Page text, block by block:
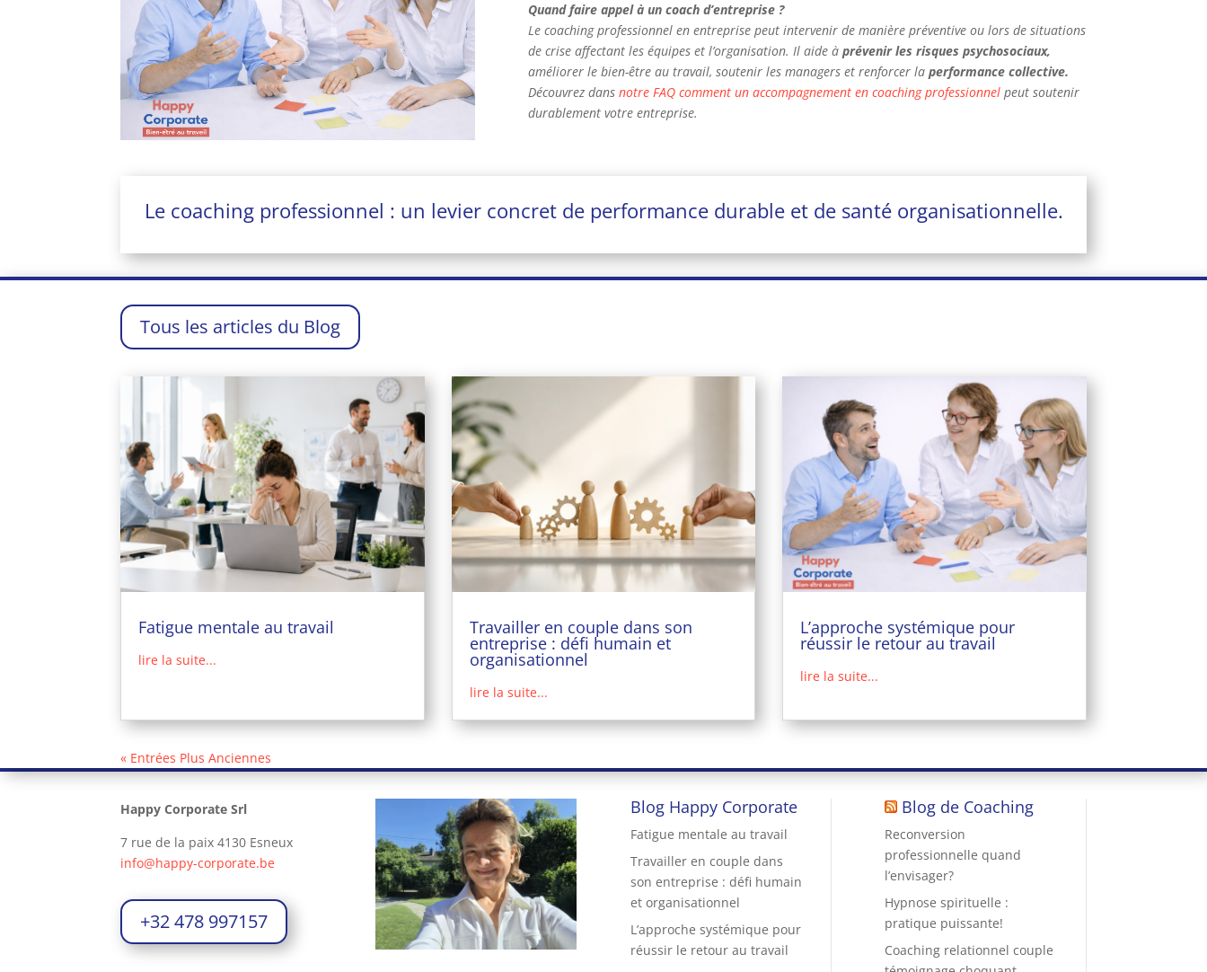
Quand faire appel à un coach d’entreprise ?
Le coaching professionnel en entreprise peut intervenir de manière préventive ou lors de situations
de crise affectant les équipes et l’organisation. Il aide àprévenir les risques psychosociaux,
améliorer le bien-être au travail, soutenir les managers et renforcer laperformance collective.
Découvrez dansnotre FAQ comment un accompagnement en coaching professionnel peut soutenir
durablement votre entreprise.
Le coaching professionnel : un levier concret de performance durable et de santé organisationnelle.
Tous les articles du Blog
Fatigue mentale au travail
lire la suite...
Travailler en couple dans son
entreprise : défi humain et
organisationnel
lire la suite...
L’approche systémique pour
réussir le retour au travail
lire la suite...
« Entrées Plus Anciennes
Happy Corporate Srl
7 rue de la paix 4130 Esneux
info@happy-corporate.be
+32 478 997157
Blog Happy Corporate
Fatigue mentale au travail
Travailler en couple dans
son entreprise : défi humain
et organisationnel
L’approche systémique pour
réussir le retour au travail
Blog de Coaching
Reconversion
professionnelle quand
l’envisager?
Hypnose spirituelle :
pratique puissante!
Coaching relationnel couple